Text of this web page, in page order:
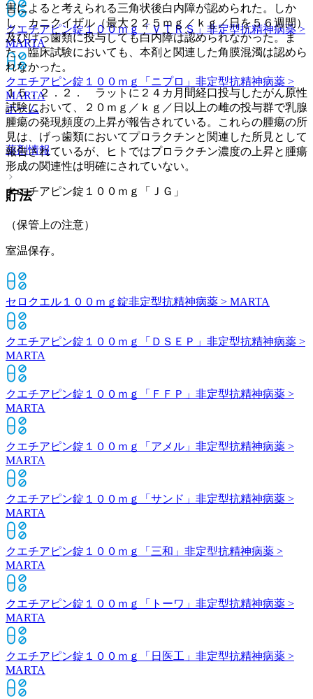
クエチアピン錠１００ｍｇ「ＶＴＲＳ」 非定型抗精神病薬 >
MARTA
クエチアピン錠１００ｍｇ「ニプロ」 非定型抗精神病薬 >
MARTA
ホーム
薬剤情報
クエチアピン錠１００ｍｇ「ＪＧ」
害によると考えられる三角状後白内障が認められた。しか
し、カニクイザル（最大２２５ｍｇ／ｋｇ／日を５６週間）
及びげっ歯類に投与しても白内障は認められなかった。ま
た、臨床試験においても、本剤と関連した角膜混濁は認めら
れなかった。
１５．２．２． ラットに２４カ月間経口投与したがん原性
試験において、２０ｍｇ／ｋｇ／日以上の雌の投与群で乳腺
腫瘍の発現頻度の上昇が報告されている。これらの腫瘍の所
見は、げっ歯類においてプロラクチンと関連した所見として
報告されているが、ヒトではプロラクチン濃度の上昇と腫瘍
形成の関連性は明確にされていない。
貯法
（保管上の注意）
室温保存。
セロクエル１００ｍｇ錠非定型抗精神病薬 > MARTA
クエチアピン錠１００ｍｇ「ＤＳＥＰ」 非定型抗精神病薬 >
MARTA
クエチアピン錠１００ｍｇ「ＦＦＰ」 非定型抗精神病薬 >
MARTA
クエチアピン錠１００ｍｇ「アメル」 非定型抗精神病薬 >
MARTA
クエチアピン錠１００ｍｇ「サンド」 非定型抗精神病薬 >
MARTA
クエチアピン錠１００ｍｇ「三和」 非定型抗精神病薬 >
MARTA
クエチアピン錠１００ｍｇ「トーワ」 非定型抗精神病薬 >
MARTA
クエチアピン錠１００ｍｇ「日医工」 非定型抗精神病薬 >
MARTA